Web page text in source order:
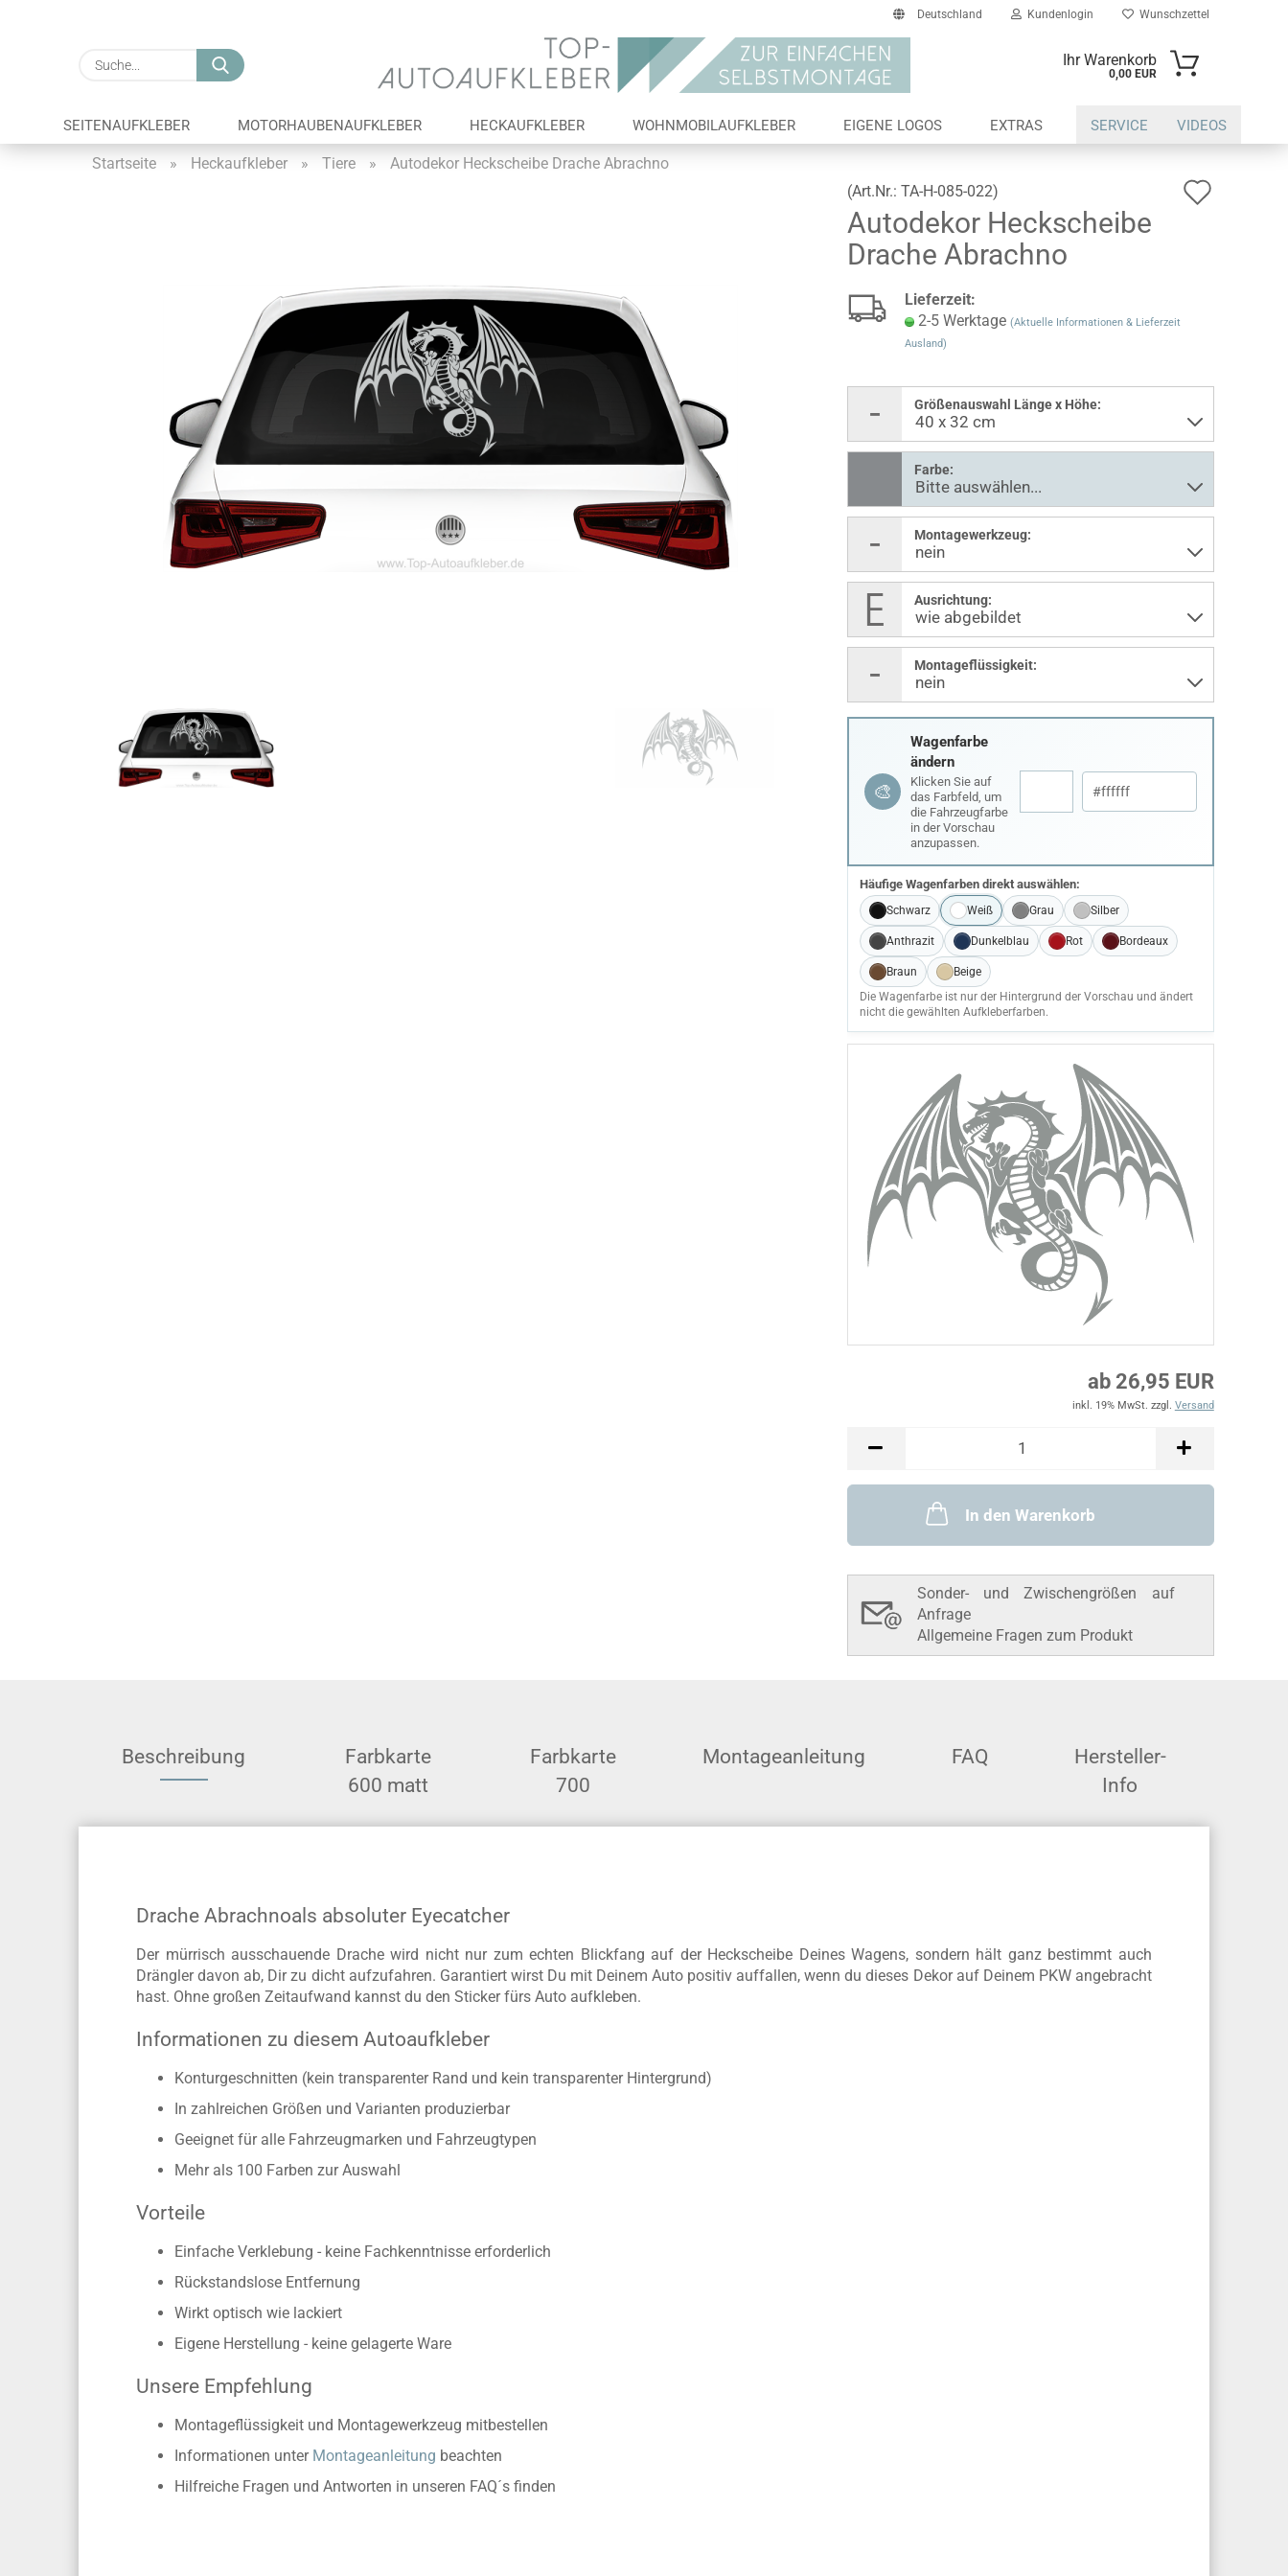
Deutschland
Lieferland
Kundenlogin
Konto erstellen
Passwort vergessen?
Wunschzettel
Suche... Ihr Warenkorb
0,00 EUR
SEITENAUFKLEBER MOTORHAUBENAUFKLEBER HECKAUFKLEBER WOHNMOBILAUFKLEBER EIGENE LOGOS EXTRAS SERVICE VIDEOS
Startseite » Heckaufkleber » Tiere »
Autodekor Heckscheibe Drache Abrachno
(Art.Nr.: TA-H-085-022)
Autodekor Heckscheibe
Drache Abrachno
Lieferzeit:
2-5 Werktage (Aktuelle Informationen & Lieferzeit
Ausland)
Größenauswahl Länge x Höhe:
Farbe:
Montagewerkzeug:
Ausrichtung:
Montageflüssigkeit:
🎨
Wagenfarbe
ändern
Klicken Sie auf
das Farbfeld, um
die Fahrzeugfarbe
in der Vorschau
anzupassen.
Häufige Wagenfarben direkt auswählen:
Schwarz Weiß Grau Silber
Anthrazit Dunkelblau Rot Bordeaux
Braun
Beige
Die Wagenfarbe ist nur der Hintergrund der Vorschau und ändert
nicht die gewählten Aufkleberfarben.
ab 26,95 EUR
inkl. 19% MwSt. zzgl. Versand
In den Warenkorb
Sonder- und Zwischengrößen auf
Anfrage
Allgemeine Fragen zum Produkt
Beschreibung
Farbkarte
600 matt
Farbkarte
700
Montageanleitung FAQ
Hersteller-
Info
Drache Abrachnoals absoluter Eyecatcher
Der mürrisch ausschauende Drache wird nicht nur zum echten Blickfang auf der Heckscheibe Deines Wagens, sondern hält ganz bestimmt auch
Drängler davon ab, Dir zu dicht aufzufahren. Garantiert wirst Du mit Deinem Auto positiv auffallen, wenn du dieses Dekor auf Deinem PKW angebracht
hast. Ohne großen Zeitaufwand kannst du den Sticker fürs Auto aufkleben.
Informationen zu diesem Autoaufkleber
Konturgeschnitten (kein transparenter Rand und kein transparenter Hintergrund)
In zahlreichen Größen und Varianten produzierbar
Geeignet für alle Fahrzeugmarken und Fahrzeugtypen
Mehr als 100 Farben zur Auswahl
Vorteile
Einfache Verklebung - keine Fachkenntnisse erforderlich
Rückstandslose Entfernung
Wirkt optisch wie lackiert
Eigene Herstellung - keine gelagerte Ware
Unsere Empfehlung
Montageflüssigkeit und Montagewerkzeug mitbestellen
Informationen unter Montageanleitung beachten
Hilfreiche Fragen und Antworten in unseren FAQ´s finden